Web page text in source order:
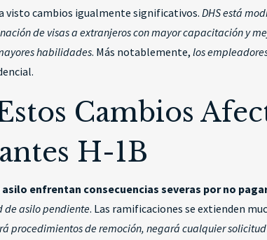
visto cambios igualmente significativos.DHS está
de visas a extranjeros con mayor capacitación y
habilidades. Más notablemente,los
Cambios
H-1B
enfrentan consecuencias severas por no
de asilo pendiente. Las ramificaciones se extienden
procedimientos de remoción, negará cualquier